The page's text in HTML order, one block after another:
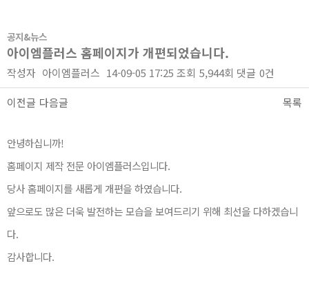
공지&뉴스
아이엠플러스 홈페이지가 개편되었습니다.
작성자 아이엠플러스 14-09-05 17:25 조회 5,944회 댓글 0건
이전글 다음글
목록
안녕하십니까!
홈페이지 제작 전문 아이엠플러스입니다.
당사 홈페이지를 새롭게 개편을 하였습니다.
앞으로도 많은 더욱 발전하는 모습을 보여드리기 위해 최선을 다하겠습니
다.
감사합니다.